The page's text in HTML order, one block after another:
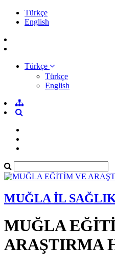
Türkçe
English
Türkçe
Türkçe
English
MUĞLA İL
MUĞLA
ARAŞTIRMA